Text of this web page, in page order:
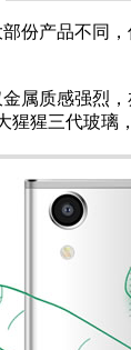
份产品不同
属质感强烈
猩三代玻璃